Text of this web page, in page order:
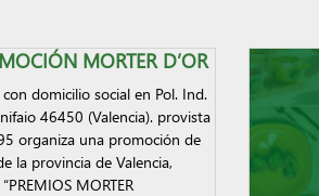
MORTER D’OR
domicilio social en Pol. Ind.
46450 (Valencia). provista
organiza una promoción de
la provincia de Valencia,
MORTER